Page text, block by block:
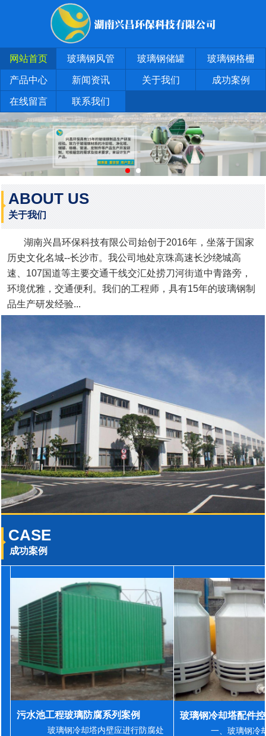
网站首页 玻璃钢风管 玻璃钢储罐 玻璃钢格栅
产品中心 新闻资讯 关于我们 成功案例
在线留言 联系我们
ABOUT US
关于我们
湖南兴昌环保科技有限公司始创于2016年，坐落于国家
历史文化名城--长沙市。我公司地处京珠高速长沙绕城高
速、107国道等主要交通干线交汇处捞刀河街道中青路旁，
环境优雅，交通便利。我们的工程师，具有15年的玻璃钢制
品生产研发经验...
CASE
成功案例
污水池工程玻璃防腐系列案例
玻璃钢冷却塔内壁应进行防腐处
一、玻璃钢冷